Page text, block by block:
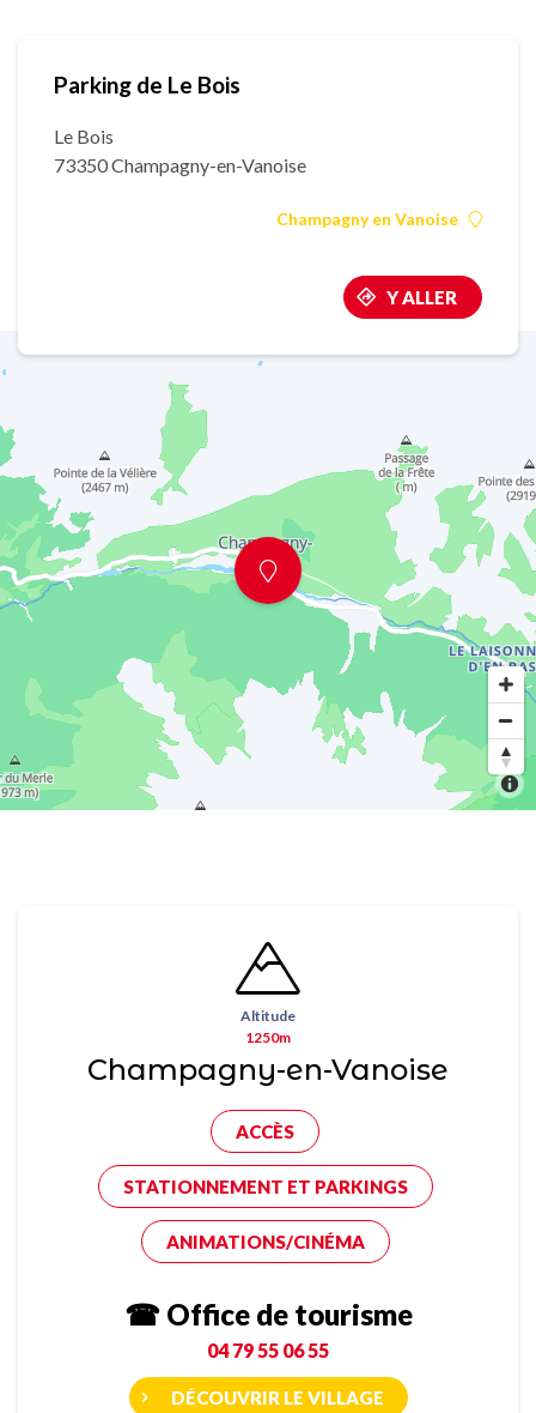
Parking de Le Bois
Le Bois
73350 Champagny-en-Vanoise
Champagny en Vanoise
Y ALLER
Altitude
1250m
Champagny-en-Vanoise
ACCÈS
STATIONNEMENT ET PARKINGS
ANIMATIONS/CINÉMA
☎ Office de tourisme
04 79 55 06 55
DÉCOUVRIR LE VILLAGE